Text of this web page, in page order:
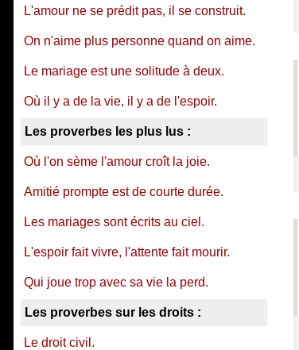
L'amour ne se prédit pas, il se construit.
On n'aime plus personne quand on aime.
Le mariage est une solitude à deux.
Où il y a de la vie, il y a de l'espoir.
Les proverbes les plus lus :
Où l'on sème l'amour croît la joie.
Amitié prompte est de courte durée.
Les mariages sont écrits au ciel.
L'espoir fait vivre, l'attente fait mourir.
Qui joue trop avec sa vie la perd.
Les proverbes sur les droits :
Le droit civil.